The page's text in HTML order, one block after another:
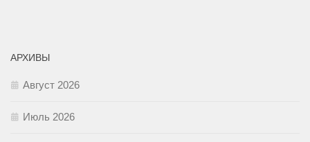
АРХИВЫ
Август 2026
Июль 2026